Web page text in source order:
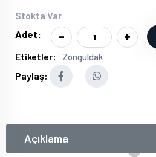
Stokta Var
Adet:
- +
Etiketler: Zonguldak
Paylaş:
Açıklama